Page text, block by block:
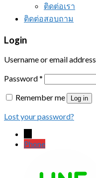
ติดต่อเรา
ติดต่อสอบถาม
Login
Username or email address
Password*
Remember me
Log in
Lost your password?
Phone